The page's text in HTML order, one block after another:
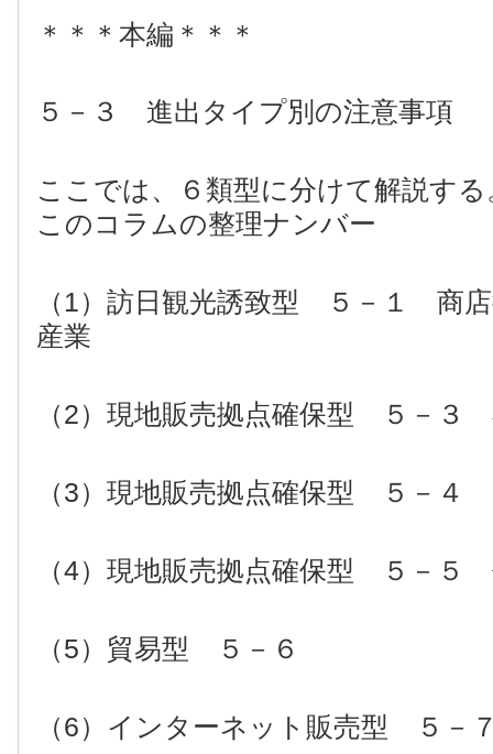
＊＊＊本編＊＊＊
５－３ 進出タイプ別の注意事項
ここでは、６類型に分けて解説す
このコラムの整理ナンバー
（1）訪日観光誘致型 ５－１ 商
産業
（2）現地販売拠点確保型 ５－３
（3） 現地販売拠点確保型 ５－４
（4） 現地販売拠点確保型 ５－５
（5）貿易型 ５－６
（6）インターネット販売型 ５－